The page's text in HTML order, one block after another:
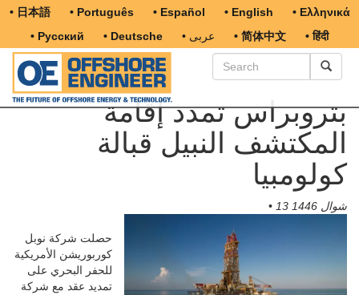
• 日本語 • Português • Español • English
• Ελληνικά
• Русский
• Deutsche • عربى • 简体中文 • हिंदी
بتروبراس تمدد إقامة
المكتشف النبيل قبالة
كولومبيا
• 13 شوال 1446
حصلت شركة نوبل
كوربوريشن الأمريكية
للحفر البحري على
تمديد عقد مع شركة